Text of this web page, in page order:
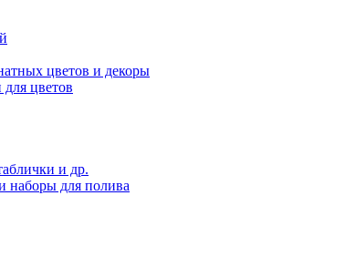
цветов и декоры
цветов
и др.
наборы для полива